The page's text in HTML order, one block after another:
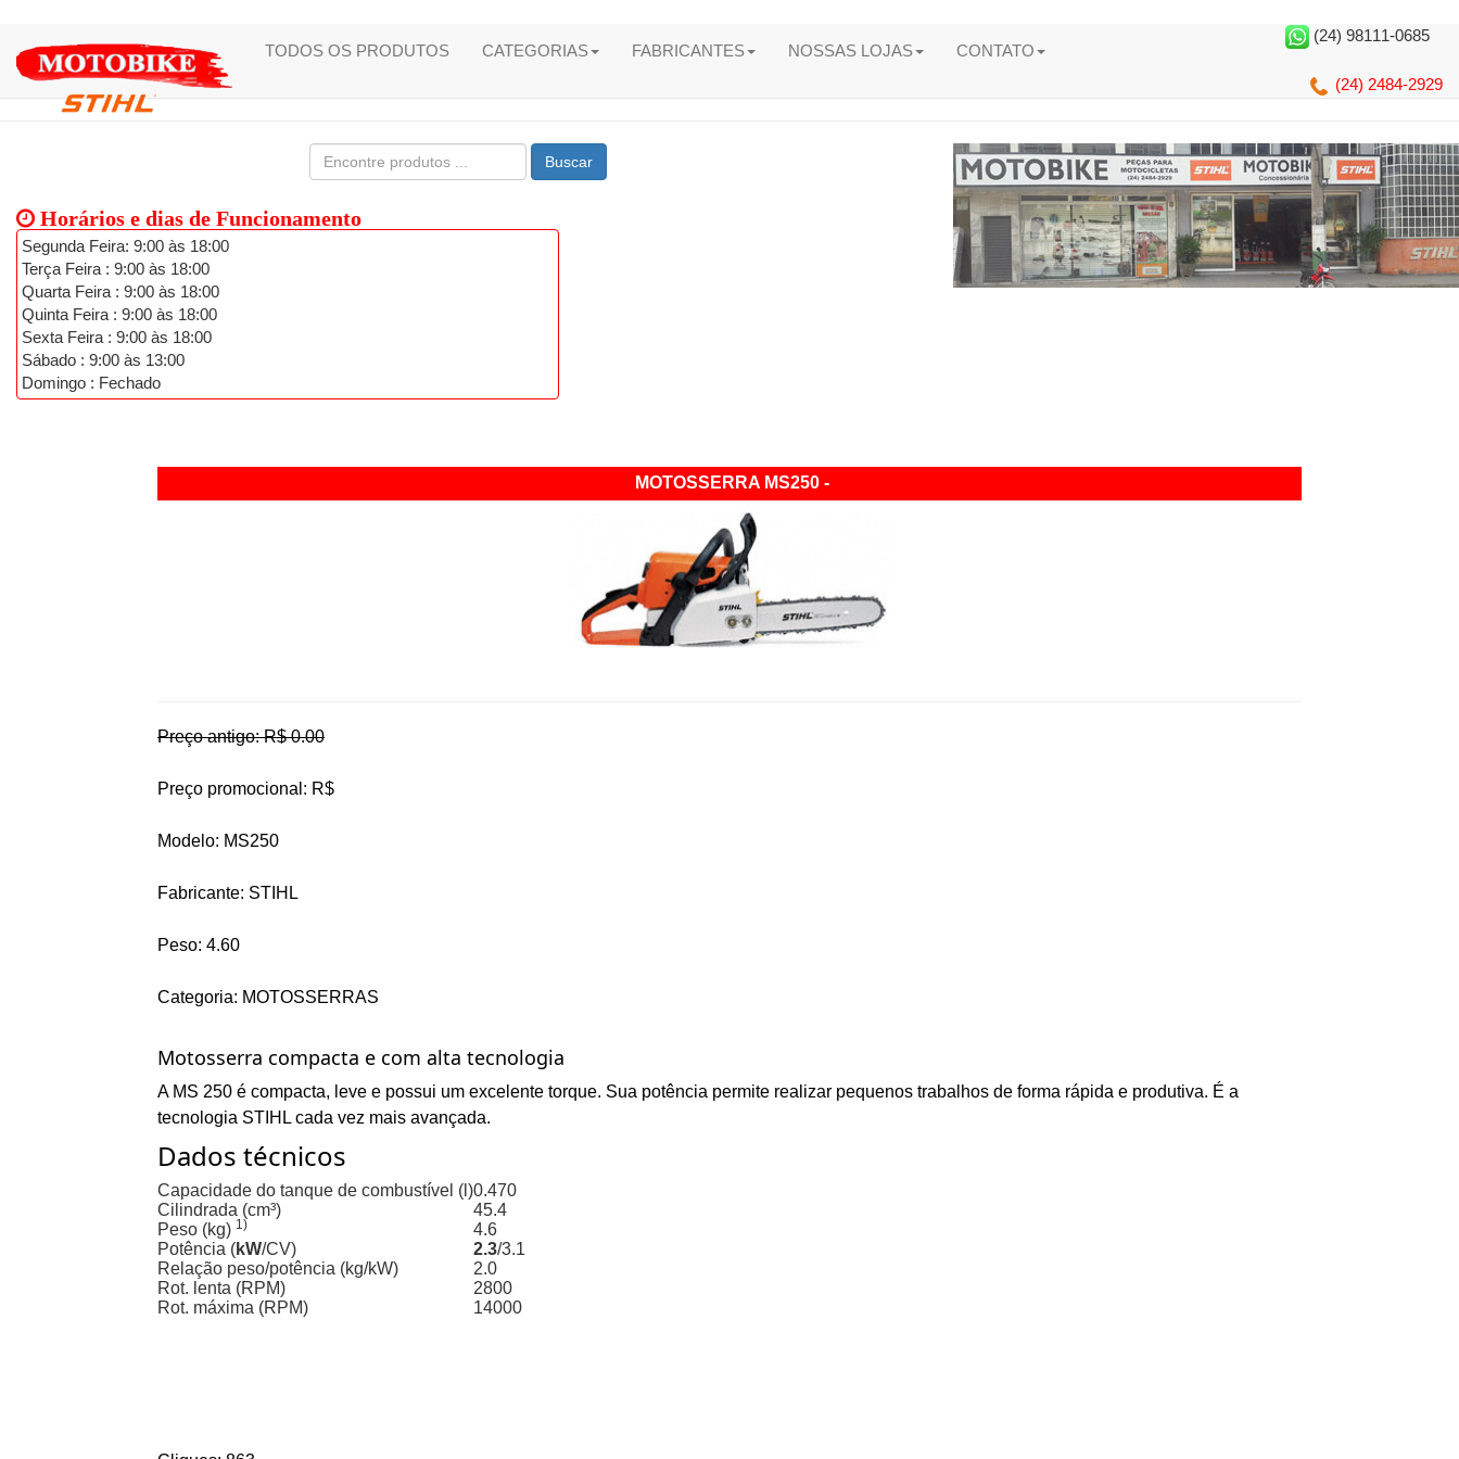
TODOS OS PRODUTOS CATEGORIAS FABRICANTES NOSSAS LOJAS CONTATO
(24) 98111-0685
(24) 2484-2929
Buscar
Horários e dias de Funcionamento
Segunda Feira: 9:00 às 18:00
Terça Feira : 9:00 às 18:00
Quarta Feira : 9:00 às 18:00
Quinta Feira : 9:00 às 18:00
Sexta Feira : 9:00 às 18:00
Sábado : 9:00 às 13:00
Domingo : Fechado
MOTOSSERRA MS250 -
Preço antigo: R$ 0.00
Preço promocional: R$
Modelo: MS250
Fabricante: STIHL
Peso: 4.60
Categoria: MOTOSSERRAS
Motosserra compacta e com alta tecnologia
A MS 250 é compacta, leve e possui um excelente torque. Sua potência permite realizar pequenos trabalhos de forma rápida e produtiva. É a
tecnologia STIHL cada vez mais avançada.
Dados técnicos
Capacidade do tanque de combustível (l)0.470
Cilindrada (cm³)
45.4
Peso (kg) 1)
4.6
Potência (kW/CV) 2.3/3.1
Relação peso/potência (kg/kW)
2.0
Rot. lenta (RPM)
2800
Rot. máxima (RPM)
14000